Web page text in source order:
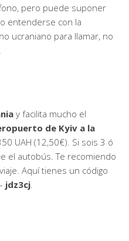
pero puede suponer
entenderse con la
ucraniano para llamar, no
y facilita mucho el
de Kyiv a la
UAH (12,50€). Si sois 3 ó
el autobús. Te recomiendo
Aquí tienes un código
jdz3cj